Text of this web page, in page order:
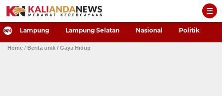
-->
Lampung Lampung Selatan Nasional Politik
Home / Berita unik / Gaya Hidup